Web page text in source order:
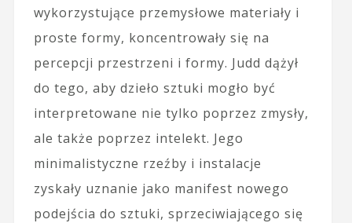
wykorzystujące przemysłowe materiały i
proste formy, koncentrowały się na
percepcji przestrzeni i formy. Judd dążył
do tego, aby dzieło sztuki mogło być
interpretowane nie tylko poprzez zmysły,
ale także poprzez intelekt. Jego
minimalistyczne rzeźby i instalacje
zyskały uznanie jako manifest nowego
podejścia do sztuki, sprzeciwiającego się